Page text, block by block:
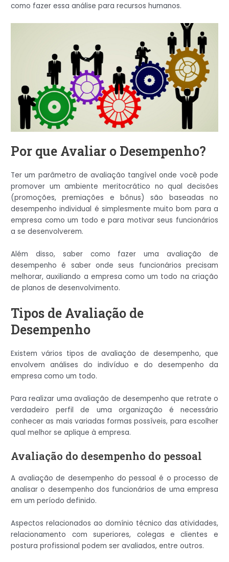
como fazer essa análise para recursos humanos.
Por que Avaliar o Desempenho?
Ter um parâmetro de avaliação tangível onde você pode
promover um ambiente meritocrático no qual decisões
(promoções, premiações e bônus) são baseadas no
desempenho individual é simplesmente muito bom para a
empresa como um todo e para motivar seus funcionários
a se desenvolverem.
Além disso, saber como fazer uma avaliação de
desempenho é saber onde seus funcionários precisam
melhorar, auxiliando a empresa como um todo na criação
de planos de desenvolvimento.
Tipos de Avaliação de
Desempenho
Existem vários tipos de avaliação de desempenho, que
envolvem análises do indivíduo e do desempenho da
empresa como um todo.
Para realizar uma avaliação de desempenho que retrate o
verdadeiro perfil de uma organização é necessário
conhecer as mais variadas formas possíveis, para escolher
qual melhor se aplique à empresa.
Avaliação do desempenho do pessoal
A avaliação de desempenho do pessoal é o processo de
analisar o desempenho dos funcionários de uma empresa
em um período definido.
Aspectos relacionados ao domínio técnico das atividades,
relacionamento com superiores, colegas e clientes e
postura profissional podem ser avaliados, entre outros.